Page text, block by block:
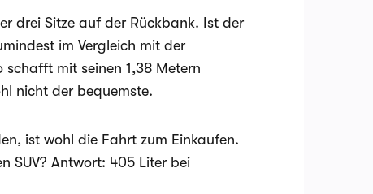
drei Sitze auf der Rückbank. Ist der
im Vergleich mit der
mit seinen 1,38 Metern
nicht der bequemste.
ist wohl die Fahrt zum Einkaufen.
SUV? Antwort: 405 Liter bei